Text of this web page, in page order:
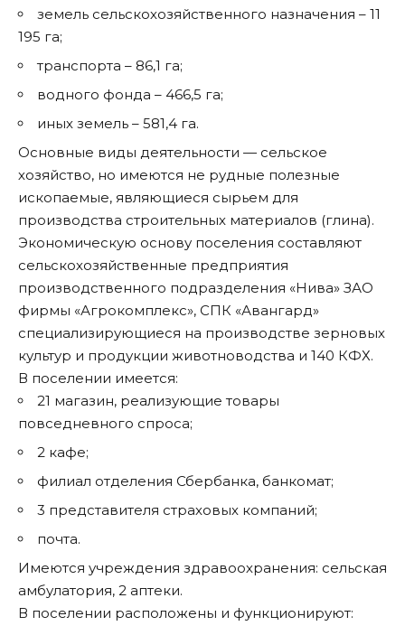
земель сельскохозяйственного назначения – 11
195 га;
транспорта – 86,1 га;
водного фонда – 466,5 га;
иных земель – 581,4 га.
Основные виды деятельности — сельское
хозяйство, но имеются не рудные полезные
ископаемые, являющиеся сырьем для
производства строительных материалов (глина).
Экономическую основу поселения составляют
сельскохозяйственные предприятия
производственного подразделения «Нива» ЗАО
фирмы «Агрокомплекс», СПК «Авангард»
специализирующиеся на производстве зерновых
культур и продукции животноводства и 140 КФХ.
В поселении имеется:
21 магазин, реализующие товары
повседневного спроса;
2 кафе;
филиал отделения Сбербанка, банкомат;
3 представителя страховых компаний;
почта.
Имеются учреждения здравоохранения: сельская
амбулатория, 2 аптеки.
В поселении расположены и функционируют: